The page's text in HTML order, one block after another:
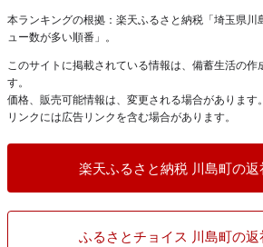
本ランキングの根拠：楽天ふるさと納税「埼玉県
ュー数が多い順番」。
このサイトに掲載されている情報は、備蓄生活の作
す。
価格、販売可能情報は、変更される場合があります。
リンクには広告リンクを含む場合があります。
楽天ふるさと納税 川島町の返
ふるさとチョイス 川島町の返